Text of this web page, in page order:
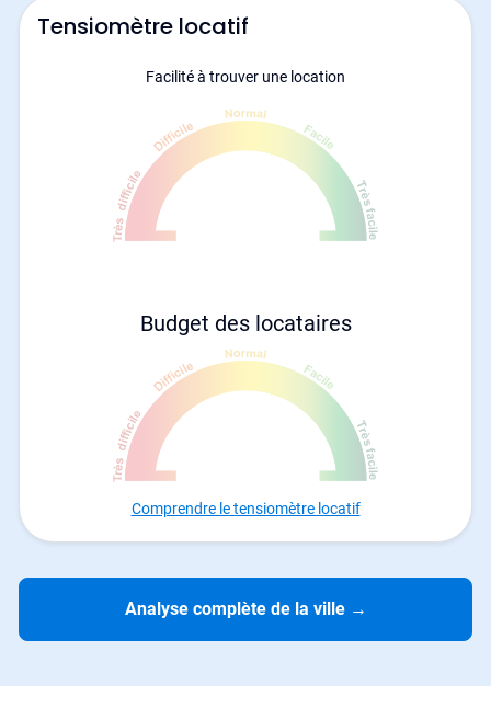
Tensiomètre locatif
Facilité à trouver une location
Budget des locataires
Comprendre le tensiomètre locatif
Analyse complète de la ville →